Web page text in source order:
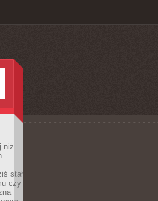
niż
stał
czy